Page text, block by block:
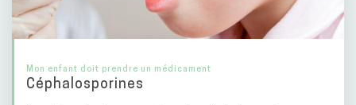
Mon enfant doit prendre un médicament
Céphalosporines